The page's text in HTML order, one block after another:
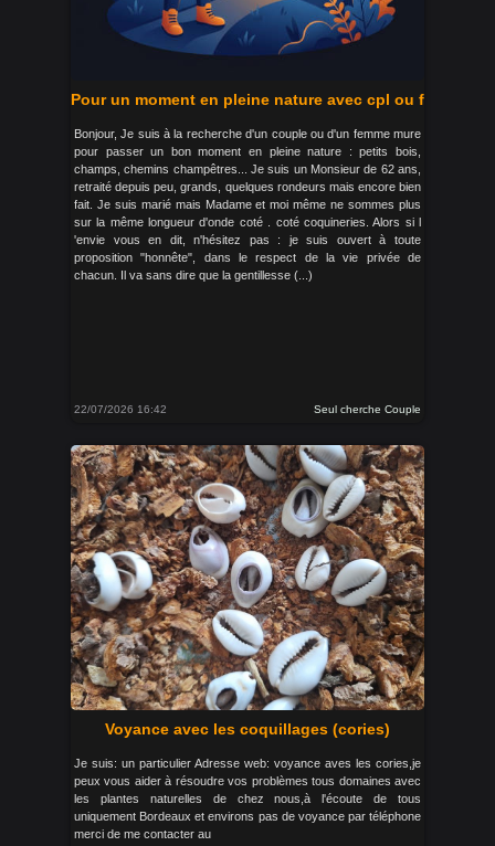
Pour un moment en pleine nature avec cpl ou f
Bonjour, Je suis à la recherche d'un couple ou d'un femme mure
pour passer un bon moment en pleine nature : petits bois,
champs, chemins champêtres... Je suis un Monsieur de 62 ans,
retraité depuis peu, grands, quelques rondeurs mais encore bien
fait. Je suis marié mais Madame et moi même ne sommes plus
sur la même longueur d'onde coté . coté coquineries. Alors si l
'envie vous en dit, n'hésitez pas : je suis ouvert à toute
proposition "honnête", dans le respect de la vie privée de
chacun. Il va sans dire que la gentillesse (...)
22/07/2026 16:42 Seul cherche Couple
Voyance avec les coquillages (cories)
Je suis: un particulier Adresse web: voyance aves les cories,je
peux vous aider à résoudre vos problèmes tous domaines avec
les plantes naturelles de chez nous,à l'écoute de tous
uniquement Bordeaux et environs pas de voyance par téléphone
merci de me contacter au